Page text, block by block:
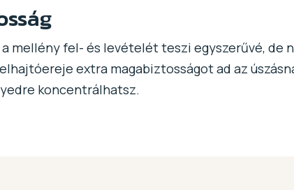
mellény fel- és levételét teszi egyszerűvé, de
extra magabiztosságot ad az
koncentrálhatsz.